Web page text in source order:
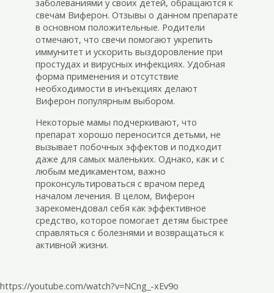
заболеваниями у своих детей, обращаются к
свечам Виферон. Отзывы о данном препарате
в основном положительные. Родители
отмечают, что свечи помогают укрепить
иммунитет и ускорить выздоровление при
простудах и вирусных инфекциях. Удобная
форма применения и отсутствие
необходимости в инъекциях делают
Виферон популярным выбором.
Некоторые мамы подчеркивают, что
препарат хорошо переносится детьми, не
вызывает побочных эффектов и подходит
даже для самых маленьких. Однако, как и с
любым медикаментом, важно
проконсультироваться с врачом перед
началом лечения. В целом, Виферон
зарекомендовал себя как эффективное
средство, которое помогает детям быстрее
справляться с болезнями и возвращаться к
активной жизни.
https://youtube.com/watch?v=NCng_-xEv9o